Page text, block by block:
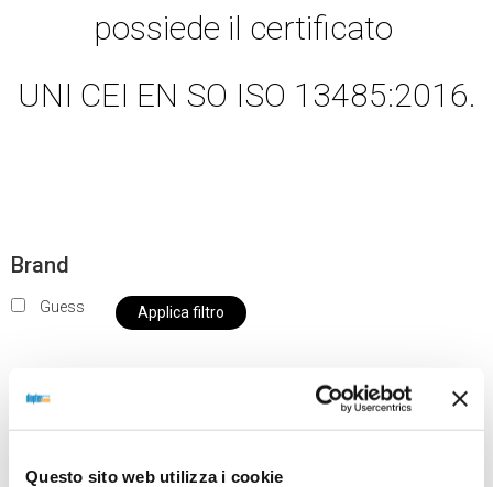
Questo sito web utilizza i cookie
possiede il certificato
UNI CEI EN SO ISO 13485:2016.
Brand
Guess Applica filtro
nostro negozio non saranno disponibili per la